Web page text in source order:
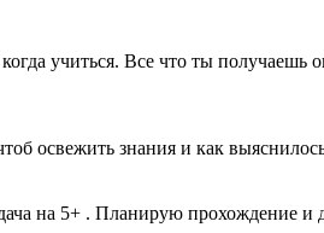
учиться. Все что ты получаешь
освежить знания и как
на 5+ . Планирую прохождение